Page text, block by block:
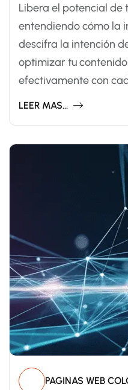
Libera el potencial de
entendiendo cómo la
descifra la intención
optimizar tu
efectivamente con
LEER MAS...
PAGINAS WEB